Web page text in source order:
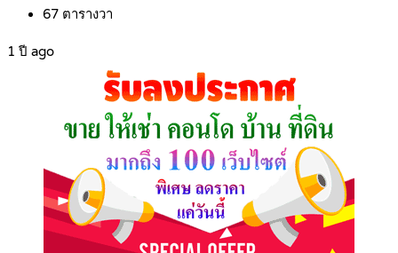
67 ตารางวา
1 ปี ago